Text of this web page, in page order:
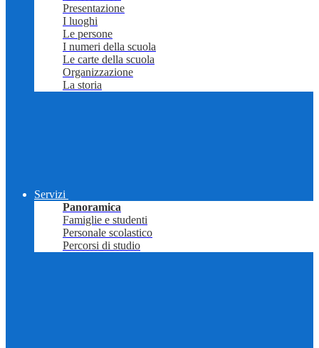
Presentazione
I luoghi
Le persone
I numeri della scuola
Le carte della scuola
Organizzazione
La storia
Servizi
Panoramica
Famiglie e studenti
Personale scolastico
Percorsi di studio